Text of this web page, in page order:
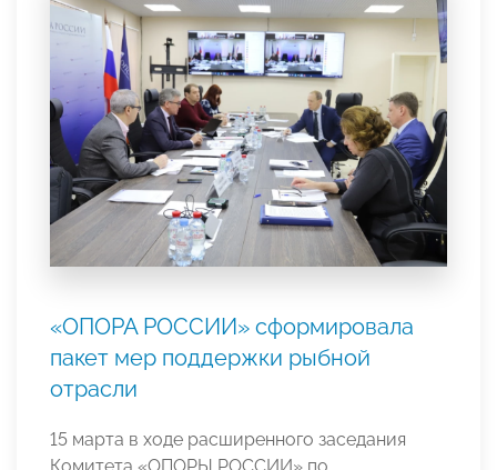
«ОПОРА РОССИИ» сформировала
пакет мер поддержки рыбной
отрасли
15 марта в ходе расширенного заседания